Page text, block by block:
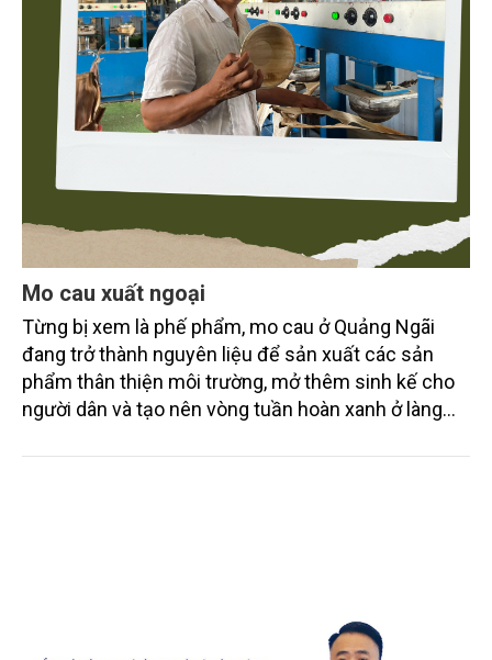
Mo cau xuất ngoại
Từng bị xem là phế phẩm, mo cau ở Quảng Ngãi
đang trở thành nguyên liệu để sản xuất các sản
phẩm thân thiện môi trường, mở thêm sinh kế cho
người dân và tạo nên vòng tuần hoàn xanh ở làng
chén, dĩa... từ mo cau đã được thị trường trong nước